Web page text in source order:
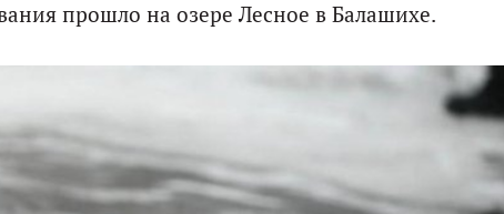
прошло на озере Лесное в Балашихе.